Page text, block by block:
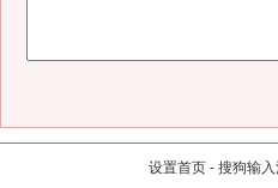
设置首页 - 搜狗输